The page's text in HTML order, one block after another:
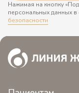
Нажимая на кнопку
персональных данных в
безопасности